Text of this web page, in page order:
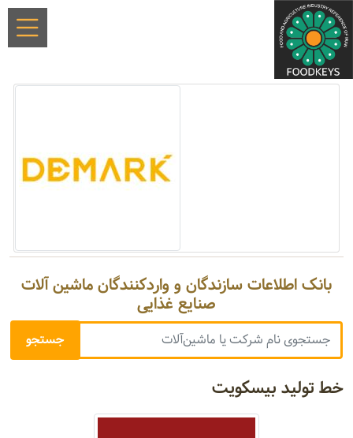
بانک اطلاعات سازندگان و واردکنندگان ماشین آلات
صنایع غذایی
خط تولید بیسکویت